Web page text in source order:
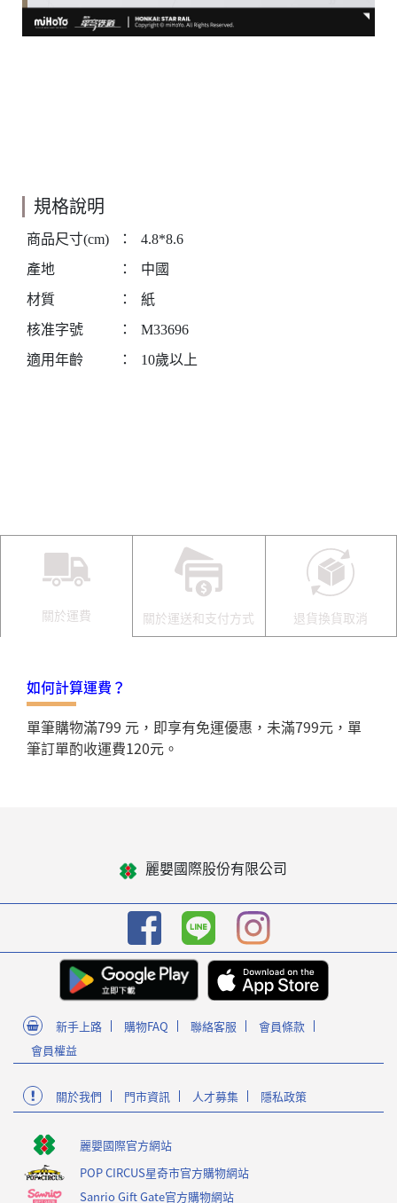
規格說明
商品尺寸(cm) ：
4.8*8.6
產地
：
中國
材質
：
紙
核准字號
：
M33696
適用年齡
： 10歲以上
關於運費 關於運送和支付方式 退貨換貨取消
如何計算運費？
單筆購物滿799 元，即享有免運優惠，未滿799元，單
筆訂單酌收運費120元。
麗嬰國際股份有限公司
新手上路 購物FAQ 聯絡客服
會員條款
會員權益
關於我們 門市資訊 人才募集 隱私政策
麗嬰國際官方網站
POP CIRCUS星奇市官方購物網站
Sanrio Gift Gate官方購物網站